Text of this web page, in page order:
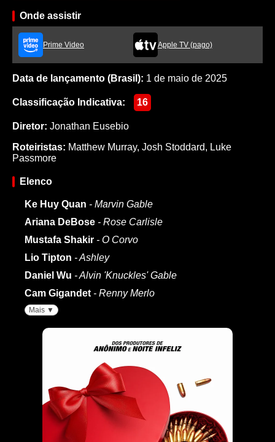
Onde assistir
Prime Video Apple TV (pago)
Data de lançamento (Brasil): 1 de maio de 2025
Classificação Indicativa: 16
Diretor: Jonathan Eusebio
Roteiristas: Matthew Murray, Josh Stoddard, Luke
Passmore
Elenco
Ke Huy Quan - Marvin Gable
Ariana DeBose - Rose Carlisle
Mustafa Shakir - O Corvo
Lio Tipton - Ashley
Daniel Wu - Alvin 'Knuckles' Gable
Cam Gigandet - Renny Merlo
Mais ▼